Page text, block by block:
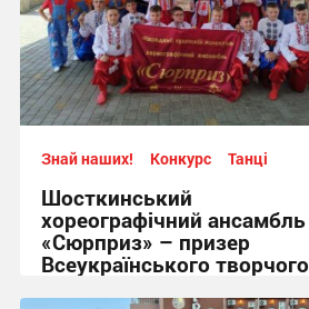
Знай наших! Конкурс Танці
Шосткинський
хореографічний ансамбль
«Сюрприз» – призер
Всеукраїнського творчого